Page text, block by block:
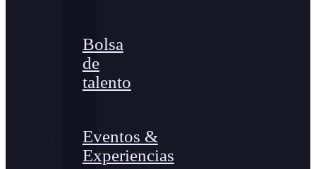
Bolsa
de
talento
Eventos &
Experiencias